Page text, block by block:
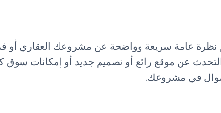
نظرة عامة سريعة وواضحة عن مشروعك العقاري أو
عن موقع رائع أو تصميم جديد أو إمكانات سوق
في مشروعك.